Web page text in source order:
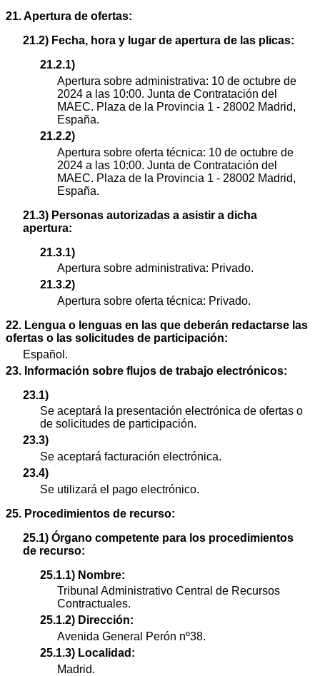
21. Apertura de ofertas:
21.2) Fecha, hora y lugar de apertura de las plicas:
21.2.1)
Apertura sobre administrativa: 10 de octubre de
2024 a las 10:00. Junta de Contratación del
MAEC. Plaza de la Provincia 1 - 28002 Madrid,
España.
21.2.2)
Apertura sobre oferta técnica: 10 de octubre de
2024 a las 10:00. Junta de Contratación del
MAEC. Plaza de la Provincia 1 - 28002 Madrid,
España.
21.3) Personas autorizadas a asistir a dicha
apertura:
21.3.1)
Apertura sobre administrativa: Privado.
21.3.2)
Apertura sobre oferta técnica: Privado.
22. Lengua o lenguas en las que deberán redactarse las
ofertas o las solicitudes de participación:
Español.
23. Información sobre flujos de trabajo electrónicos:
23.1)
Se aceptará la presentación electrónica de ofertas o
de solicitudes de participación.
23.3)
Se aceptará facturación electrónica.
23.4)
Se utilizará el pago electrónico.
25. Procedimientos de recurso:
25.1) Órgano competente para los procedimientos
de recurso:
25.1.1) Nombre:
Tribunal Administrativo Central de Recursos
Contractuales.
25.1.2) Dirección:
Avenida General Perón nº38.
25.1.3) Localidad:
Madrid.